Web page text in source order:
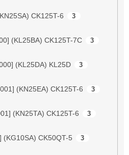
CK125T-6 3
(KL25BA) CK125T-7C 3
(KL25DA) KL25D 3
(KN25EA) CK125T-6 3
(KN25TA) CK125T-6 3
CK50QT-5 3